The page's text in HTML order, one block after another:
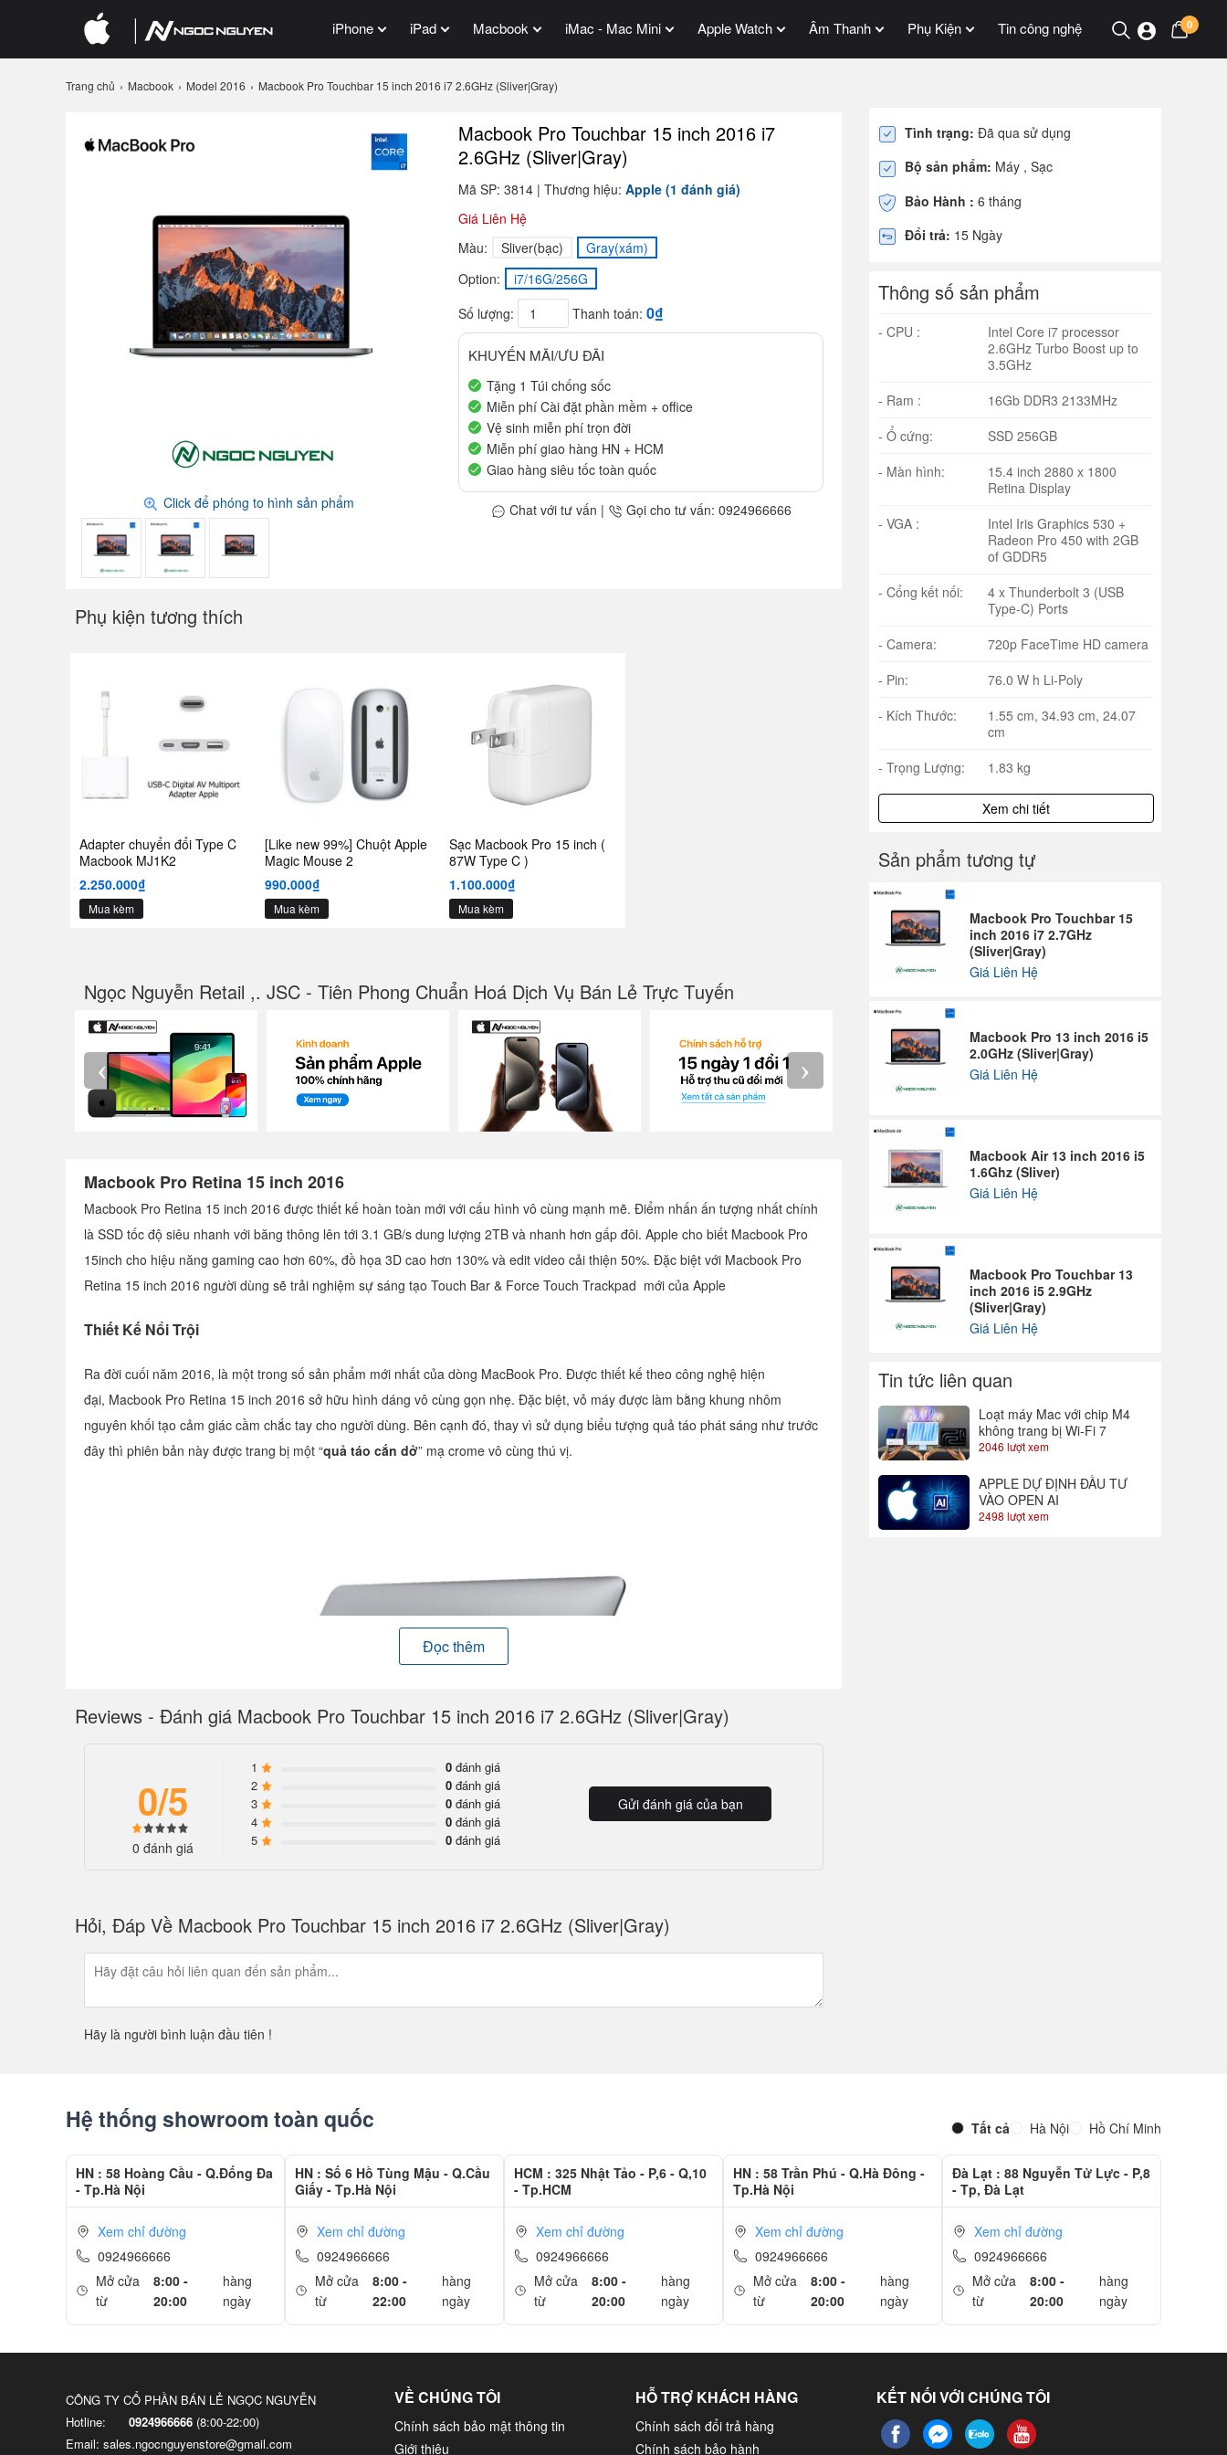
iPhone iPad Macbook iMac - Mac Mini Apple Watch Âm Thanh Phụ Kiện Tin công nghệ 0
Trang chủ Macbook Model 2016 Macbook Pro Touchbar 15 inch 2016 i7 2.6GHz (Sliver|Gray)
Click để phóng to hình sản phẩm
Macbook Pro Touchbar 15 inch 2016 i7
2.6GHz (Sliver|Gray)
Mã SP: 3814 | Thương hiệu: Apple (1 đánh giá)
Giá Liên Hệ
Màu:
Sliver(bạc)
Gray(xám)
Option:
i7/16G/256G
Số lượng:
Thanh toán: 0₫
KHUYẾN MÃI/ƯU ĐÃI
Tặng 1 Túi chống sốc
Miễn phí Cài đặt phần mềm + office
Vệ sinh miễn phí trọn đời
Miễn phí giao hàng HN + HCM
Giao hàng siêu tốc toàn quốc
Chat với tư vấn | Gọi cho tư vấn: 0924966666
Phụ kiện tương thích
Adapter chuyển đổi Type C
Macbook MJ1K2
2.250.000₫
Mua kèm
[Like new 99%] Chuột Apple
Magic Mouse 2
990.000₫
Mua kèm
Sạc Macbook Pro 15 inch (
87W Type C )
1.100.000₫
Mua kèm
Ngọc Nguyễn Retail ,. JSC - Tiên Phong Chuẩn Hoá Dịch Vụ Bán Lẻ Trực Tuyến
‹ ›
Macbook Pro Retina 15 inch 2016
Macbook Pro Retina 15 inch 2016 được thiết kế hoàn toàn mới với cấu hình vô cùng mạnh mẽ. Điểm nhấn ấn tượng nhất chính
là SSD tốc độ siêu nhanh với băng thông lên tới 3.1 GB/s dung lượng 2TB và nhanh hơn gấp đôi. Apple cho biết Macbook Pro
15inch cho hiệu năng gaming cao hơn 60%, đồ họa 3D cao hơn 130% và edit video cải thiện 50%. Đặc biệt với Macbook Pro
Retina 15 inch 2016 người dùng sẽ trải nghiệm sự sáng tạo Touch Bar & Force Touch Trackpad mới của Apple
Thiết Kế Nổi Trội
Ra đời cuối năm 2016, là một trong số sản phẩm mới nhất của dòng MacBook Pro. Được thiết kế theo công nghệ hiện
đại, Macbook Pro Retina 15 inch 2016 sở hữu hình dáng vô cùng gọn nhẹ. Đặc biệt, vỏ máy được làm bằng khung nhôm
nguyên khối tạo cảm giác cầm chắc tay cho người dùng. Bên cạnh đó, thay vì sử dụng biểu tượng quả táo phát sáng như trước
đây thì phiên bản này được trang bị một “quả táo cắn dở” mạ crome vô cùng thú vị.
Dòng máy này ra đời với hai phiên bản màu vô cùng sang trọng rất phù hợp với các quý ông đó là “
so với thế hệ trước.
Touch Bar
Đọc thêm
Reviews - Đánh giá Macbook Pro Touchbar 15 inch 2016 i7 2.6GHz (Sliver|Gray)
0/5
0 đánh giá
1 0 đánh giá
2
0 đánh giá
3
0 đánh giá
4
0 đánh giá
5
0 đánh giá
Gửi đánh giá của bạn
Hỏi, Đáp Về Macbook Pro Touchbar 15 inch 2016 i7 2.6GHz (Sliver|Gray)
Hãy là người bình luận đầu tiên !
Tình trạng: Đã qua sử dụng
Bộ sản phẩm: Máy , Sạc
Bảo Hành : 6 tháng
Đổi trả: 15 Ngày
Thông số sản phẩm
- CPU :
Intel Core i7 processor
2.6GHz Turbo Boost up to
3.5GHz
- Ram :
16Gb DDR3 2133MHz
- Ổ cứng:
SSD 256GB
- Màn hình:
15.4 inch 2880 x 1800
Retina Display
- VGA :
Intel Iris Graphics 530 +
Radeon Pro 450 with 2GB
of GDDR5
- Cổng kết nối:
4 x Thunderbolt 3 (USB
Type-C) Ports
- Camera:
720p FaceTime HD camera
- Pin:
76.0 W h Li-Poly
- Kích Thước:
1.55 cm, 34.93 cm, 24.07
cm
- Trọng Lượng:
1.83 kg
Xem chi tiết
Sản phẩm tương tự
Macbook Pro Touchbar 15
inch 2016 i7 2.7GHz
(Sliver|Gray)
Giá Liên Hệ
Macbook Pro 13 inch 2016 i5
2.0GHz (Sliver|Gray)
Giá Liên Hệ
Macbook Air 13 inch 2016 i5
1.6Ghz (Sliver)
Giá Liên Hệ
Macbook Pro Touchbar 13
inch 2016 i5 2.9GHz
(Sliver|Gray)
Giá Liên Hệ
Tin tức liên quan
Loạt máy Mac với chip M4
không trang bị Wi-Fi 7
2046 lượt xem
APPLE DỰ ĐỊNH ĐẦU TƯ
VÀO OPEN AI
2498 lượt xem
Hệ thống showroom toàn quốc Tất cả Hà Nội Hồ Chí Minh
HN : 58 Hoàng Cầu - Q.Đống Đa
- Tp.Hà Nội
Xem chỉ đường
0924966666
Mở cửa
từ
8:00 -
20:00
hàng
ngày
HN : Số 6 Hồ Tùng Mậu - Q.Cầu
Giấy - Tp.Hà Nội
Xem chỉ đường
0924966666
Mở cửa
từ
8:00 -
22:00
hàng
ngày
HCM : 325 Nhật Tảo - P,6 - Q,10
- Tp.HCM
Xem chỉ đường
0924966666
Mở cửa
từ
8:00 -
20:00
hàng
ngày
HN : 58 Trần Phú - Q.Hà Đông -
Tp.Hà Nội
Xem chỉ đường
0924966666
Mở cửa
từ
8:00 -
20:00
hàng
ngày
Đà Lạt : 88 Nguyễn Tử Lực - P,8
- Tp, Đà Lạt
Xem chỉ đường
0924966666
Mở cửa
từ
8:00 -
20:00
hàng
ngày
CÔNG TY CỔ PHẦN BÁN LẺ NGỌC NGUYỄN
Hotline:
0924966666 (8:00-22:00)
Email: sales.ngocnguyenstore@gmail.com
VỀ CHÚNG TÔI
Chính sách bảo mật thông tin
Giới thiệu
HỖ TRỢ KHÁCH HÀNG
Chính sách đổi trả hàng
Chính sách bảo hành
KẾT NỐI VỚI CHÚNG TÔI